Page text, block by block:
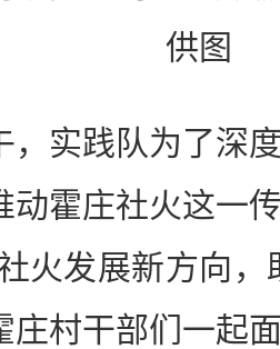
供图
实践队为了深度
动霍庄社火这一
火发展新方向
庄村干部们一起